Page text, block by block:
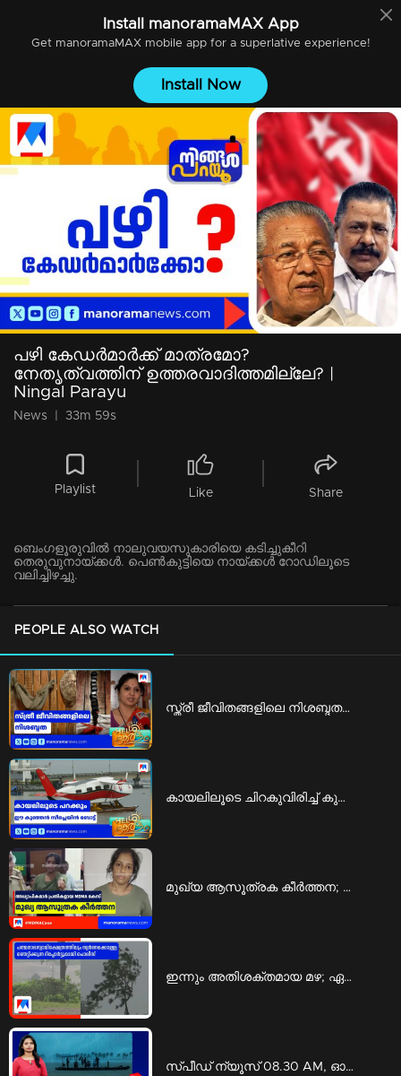
Install manoramaMAXApp
Get manoramaMAXmobile app for a superlative experience!
Install Now
പഴി കേഡര്‍മാര്‍ക്ക് മാത്രമോ?
നേതൃത്വത്തിന് ഉത്തരവാദിത്തമില്ലേ? |
Ningal Parayu
News 33m 59s
Playlist Like Share
ബെംഗളൂരുവില്‍ നാലുവയസുകാരിയെ കടിച്ചുകീറി
തെരുവുനായ്ക്കള്‍. പെണ്‍കുട്ടിയെ നായ്ക്കള്‍ റോഡിലൂടെ
വലിച്ചിഴച്ചു.
PEOPLE ALSO WATCH
സ്ത്രീ ജീവിതങ്ങളിലെ നിശബ്ദതയുടെ ഇന്‍സ്റ്റലേഷന്‍; ദൃശ്യഭാഷയൊരുക്കി അശ്വതി | silent installation
കായലിലൂടെ ചിറകുവിരിച്ച് കുതിക്കുന്നൊരു 'കുഞ്ഞൻ സീപ്ലെയിൻ ബോട്ട്' | seaplane boat
മുഖ്യ ആസൂത്രക കീര്‍ത്തന; മറ്റ് അധ്യാപികമാരെയും ഇടപാടിലേക്ക് കൊണ്ടുവന്നു | mdma case
ഇന്നും അതിശക്തമായ മഴ; ഏഴ് ജില്ലകളിൽ റെഡ് അലർട്ട് പ്രഖ്യാപിച്ചു | red alert
സ്പീഡ് ന്യൂസ് 08.30 AM, ഓഗസ്റ്റ് 07, 2026 | Speed News